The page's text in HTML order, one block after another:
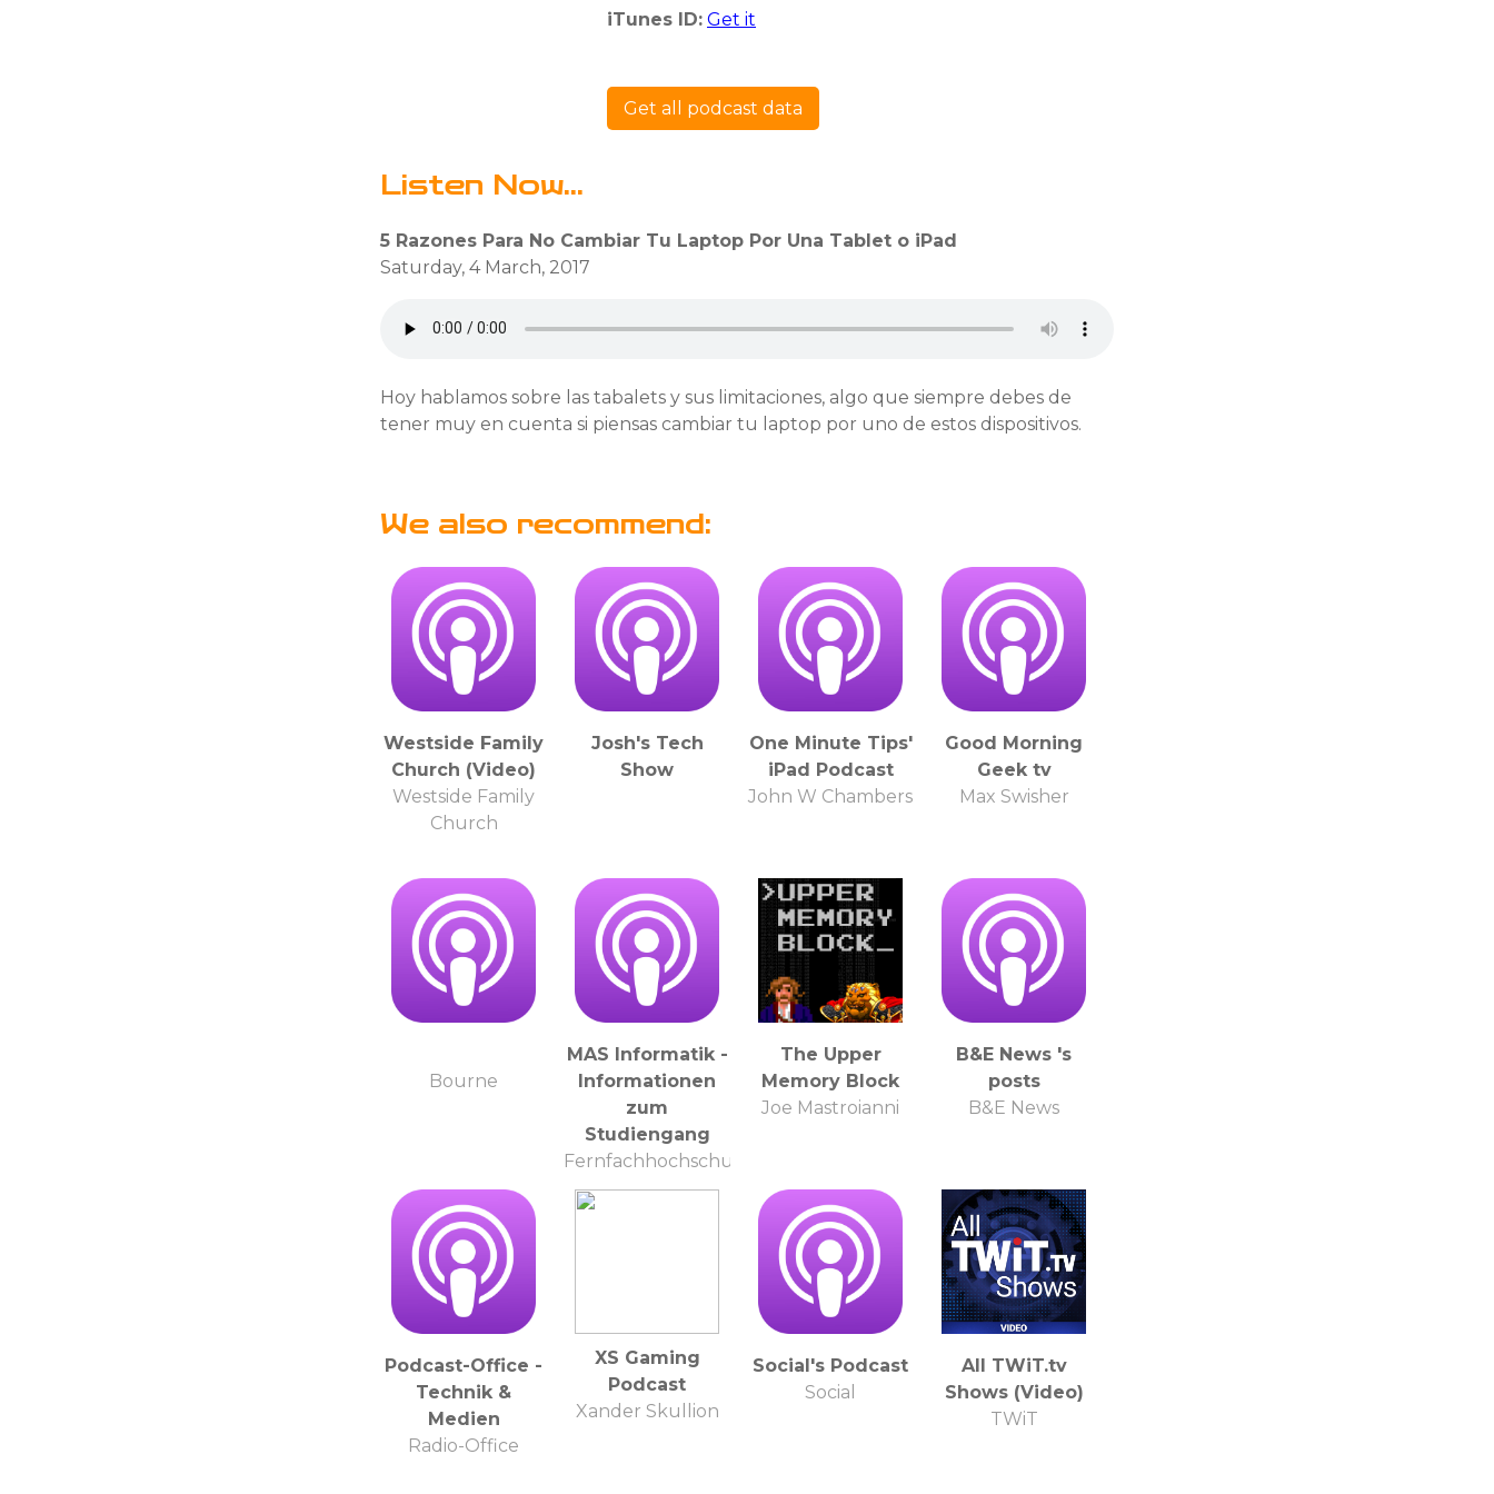
iTunes ID: Get it
Get all podcast data
Listen Now...
5 Razones Para No Cambiar Tu Laptop Por Una Tablet o iPad
Saturday, 4 March, 2017
Hoy hablamos sobre las tabalets y sus limitaciones, algo que siempre debes de
tener muy en cuenta si piensas cambiar tu laptop por uno de estos dispositivos.
We also recommend:
Westside Family
Church (Video)
Westside Family
Church
Josh's Tech
Show
One Minute Tips'
iPad Podcast
John W Chambers
Good Morning
Geek tv
Max Swisher
Bourne
MAS Informatik -
Informationen
zum
Studiengang
Fernfachhochschule
Schweiz FFHS
The Upper
Memory Block
Joe Mastroianni
B&E News 's
posts
B&E News
Podcast-Office -
Technik &
Medien
Radio-Office
XS Gaming
Podcast
Xander Skullion
Social's Podcast
Social
All TWiT.tv
Shows (Video)
TWiT